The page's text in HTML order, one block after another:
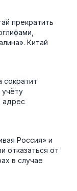
прекратить
Китай
сократит
адрес
Россия» и
отказаться от
в случае